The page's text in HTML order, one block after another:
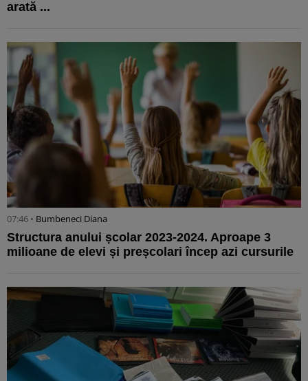
arată ...
07:46 • Bumbeneci Diana
Structura anului școlar 2023-2024. Aproape 3
milioane de elevi și preșcolari încep azi cursurile